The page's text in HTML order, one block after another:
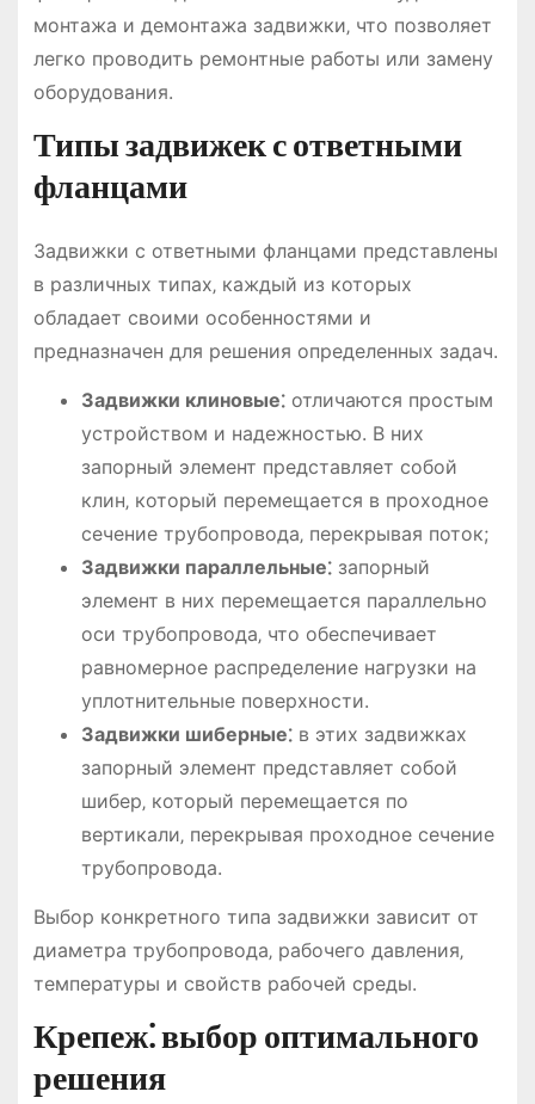
монтажа и демонтажа задвижки‚ что позволяет
легко проводить ремонтные работы или замену
оборудования.
Типы задвижек с ответными
фланцами
Задвижки с ответными фланцами представлены
в различных типах‚ каждый из которых
обладает своими особенностями и
предназначен для решения определенных задач.
Задвижки клиновые⁚отличаются простым
устройством и надежностью. В них
запорный элемент представляет собой
клин‚ который перемещается в проходное
сечение трубопровода‚ перекрывая поток;
Задвижки параллельные⁚запорный
элемент в них перемещается параллельно
оси трубопровода‚ что обеспечивает
равномерное распределение нагрузки на
уплотнительные поверхности.
Задвижки шиберные⁚в этих задвижках
запорный элемент представляет собой
шибер‚ который перемещается по
вертикали‚ перекрывая проходное сечение
трубопровода.
Выбор конкретного типа задвижки зависит от
диаметра трубопровода‚ рабочего давления‚
температуры и свойств рабочей среды.
Крепеж⁚ выбор оптимального
решения